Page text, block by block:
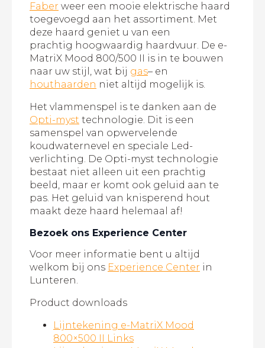
Faber weer een mooie elektrische haard
toegevoegd aan het assortiment. Met
deze haard geniet u van een
prachtig hoogwaardig haardvuur. De e-
MatriX Mood 800/500 II is in te bouwen
naar uw stijl, wat bij gas– en
houthaarden niet altijd mogelijk is.
Het vlammenspel is te danken aan de
Opti-myst technologie. Dit is een
samenspel van opwervelende
koudwaternevel en speciale Led-
verlichting. De Opti-myst technologie
bestaat niet alleen uit een prachtig
beeld, maar er komt ook geluid aan te
pas. Het geluid van knisperend hout
maakt deze haard helemaal af!
Bezoek ons Experience Center
Voor meer informatie bent u altijd
welkom bij ons Experience Center in
Lunteren.
Product downloads
Lijntekening e-MatriX Mood
800×500 II Links